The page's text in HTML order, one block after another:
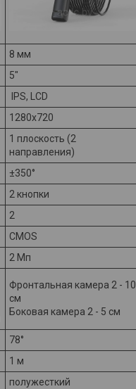
8 мм
5"
IPS, LCD
1280х720
1 плоскость (2
направления)
±350°
2 кнопки
2
CMOS
2 Мп
Фронтальная камера 2 - 10
см
Боковая камера 2 - 5 см
78°
1 м
полужесткий